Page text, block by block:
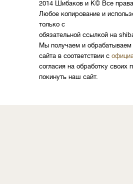
2014 Шибаков и К© Все
Любое копирование и
только с
обязательной ссылкой на
Мы получаем и обрабатываем
сайта в соответствии с
согласия на обработку
покинуть наш сайт.